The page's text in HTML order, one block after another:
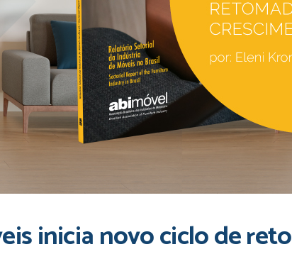
inicia novo ciclo de